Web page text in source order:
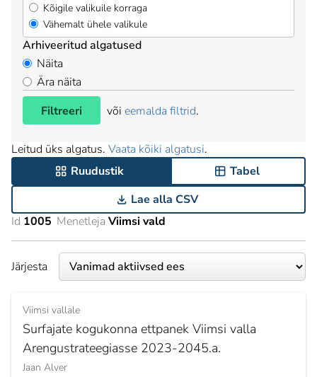
Kõigile valikuile korraga
Vähemalt ühele valikule
Arhiveeritud algatused
Näita
Ära näita
Filtreeri
või eemalda filtrid.
Leitud üks algatus. Vaata kõiki algatusi.
Ruudustik
Tabel
Lae alla CSV
Id 1005 Menetleja Viimsi vald
Järjesta
Viimsi vallale
Surfajate kogukonna ettpanek Viimsi valla
Arengustrateegiasse 2023-2045.a.
Jaan Alver